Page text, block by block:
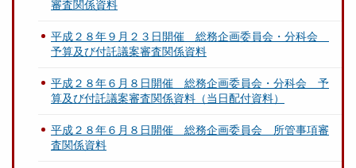
審査関係資料
平成２８年９月２３日開催 総務企画委員会・分科会
予算及び付託議案審査関係資料
平成２８年６月８日開催 総務企画委員会・分科会 予
算及び付託議案審査関係資料（当日配付資料）
平成２８年６月８日開催 総務企画委員会 所管事項審
査関係資料